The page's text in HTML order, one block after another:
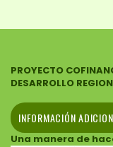
PROYECTO
DESARROLLO
INFORMACIÓN
Una manera de